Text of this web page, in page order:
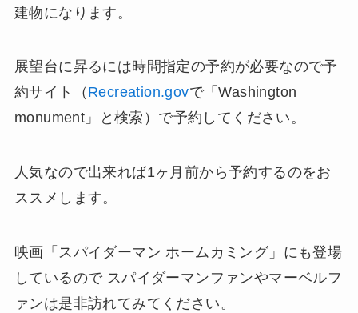
建物になります。
展望台に昇るには時間指定の予約が必要なので予
約サイト（ Recreation.govで「Washington
monument」と検索）で予約してください。
人気なので出来れば1ヶ月前から予約するのをお
ススメします。
映画「スパイダーマン ホームカミング」にも登場
しているので スパイダーマンファンやマーベルフ
ァンは是非訪れてみてください。